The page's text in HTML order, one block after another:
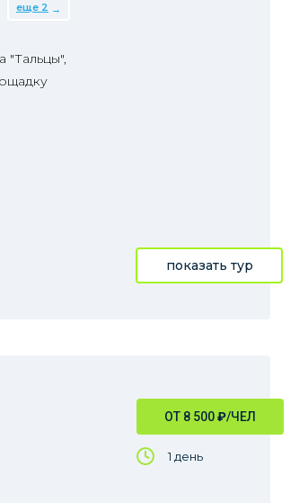
еще 2
"Тальцы",
показать тур
ОТ 8 500₽/ЧЕЛ
1 день